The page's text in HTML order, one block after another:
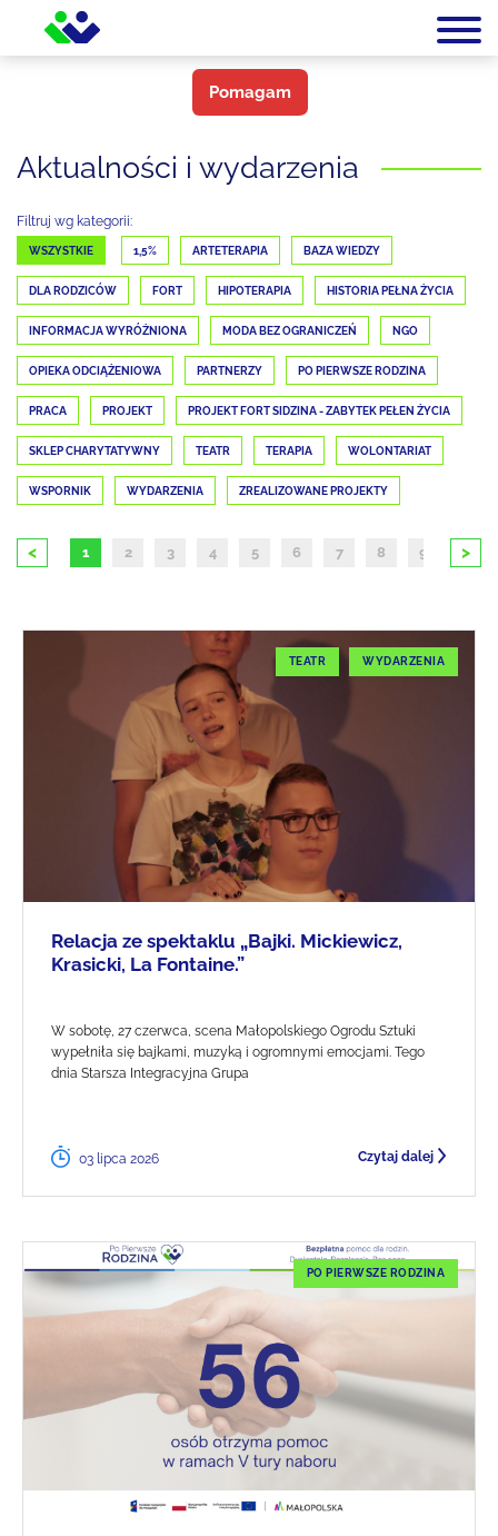
Pomagam
Aktualności i wydarzenia
Filtruj wg kategorii:
WSZYSTKIE 1,5% ARTETERAPIA BAZA WIEDZY
DLA RODZICÓW FORT HIPOTERAPIA HISTORIA PEŁNA ŻYCIA
INFORMACJA WYRÓŻNIONA MODA BEZ OGRANICZEŃ NGO
OPIEKA ODCIĄŻENIOWA PARTNERZY PO PIERWSZE RODZINA
PRACA PROJEKT PROJEKT FORT SIDZINA - ZABYTEK PEŁEN ŻYCIA
SKLEP CHARYTATYWNY TEATR TERAPIA WOLONTARIAT
WSPORNIK WYDARZENIA ZREALIZOWANE PROJEKTY
< 1 2 3 4 5 6 7 8 9 10
>
TEATR WYDARZENIA
Relacja ze spektaklu „Bajki. Mickiewicz,
Krasicki, La Fontaine.”
W sobotę, 27 czerwca, scena Małopolskiego Ogrodu Sztuki
wypełniła się bajkami, muzyką i ogromnymi emocjami. Tego
dnia Starsza Integracyjna Grupa
03 lipca 2026 Czytaj dalej
PO PIERWSZE RODZINA